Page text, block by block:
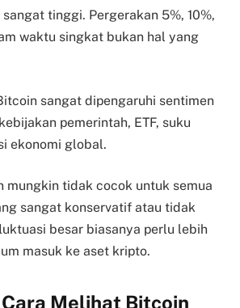
tinggi. Pergerakan 5%, 10%,
waktu singkat bukan hal yang
sangat dipengaruhi sentimen
pemerintah, ETF, suku
ekonomi global.
mungkin tidak cocok untuk semua
sangat konservatif atau tidak
besar biasanya perlu lebih
masuk ke aset kripto.
Melihat Bitcoin